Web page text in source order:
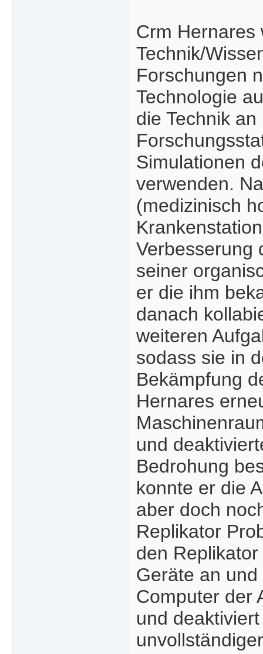
Crm Hernares
Technik/
Forschungen
Technologie
die Technik
Simulationen
verwenden.
(medizinisch
Verbesserung
seiner
er die ihm
danach
weiteren
sodass sie in
Bekämpfung
Hernares
und
Bedrohung
konnte er die
aber doch
Replikator
den
Geräte an
Computer der
und